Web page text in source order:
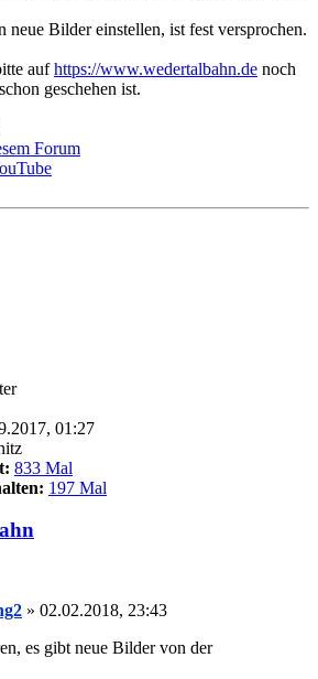
neue Bilder einstellen, ist fest versprochen.
aufhttps://www.wedertalbahn.de noch
geschehen ist.
Forum
01:27
833 Mal
197 Mal
» 02.02.2018, 23:43
es gibt neue Bilder von der